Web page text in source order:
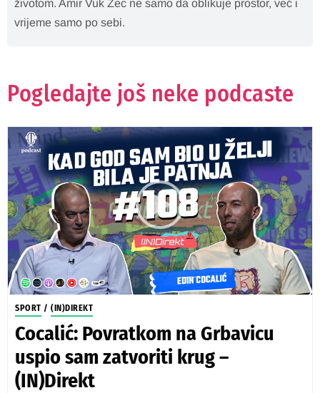
životom. Amir Vuk Zec ne samo da oblikuje prostor, već i
vrijeme samo po sebi.
Pogledajte još neke podcaste
SPORT / (IN)DIREKT
Cocalić: Povratkom na Grbavicu
uspio sam zatvoriti krug –
(IN)Direkt